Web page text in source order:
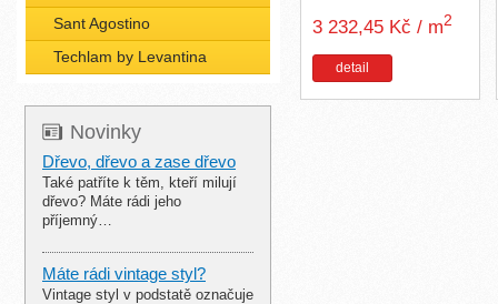
Sant Agostino
Techlam by Levantina
Novinky
Dřevo, dřevo a zase dřevo
Také patříte k těm, kteří milují
dřevo? Máte rádi jeho
příjemný…
Máte rádi vintage styl?
Vintage styl v podstatě označuje
3 232,45 Kč / m2
detail